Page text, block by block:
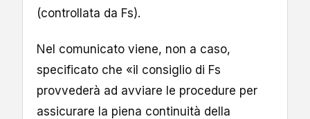
(controllata da Fs).
Nel comunicato viene, non a caso,
specificato che «il consiglio di Fs
provvederà ad avviare le procedure per
assicurare la piena continuità della